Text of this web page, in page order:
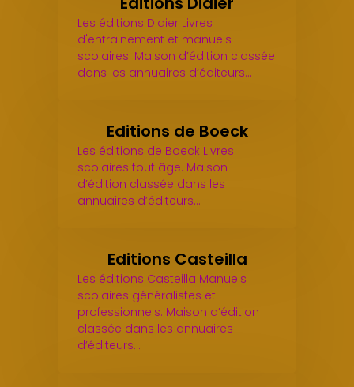
Les éditions Didier Livres
d'entrainement et manuels
scolaires. Maison d’édition classée
dans les annuaires d’éditeurs…
Editions de Boeck
Les éditions de Boeck Livres
scolaires tout âge. Maison
d’édition classée dans les
annuaires d’éditeurs…
Editions Casteilla
Les éditions Casteilla Manuels
scolaires généralistes et
professionnels. Maison d’édition
classée dans les annuaires
d’éditeurs…